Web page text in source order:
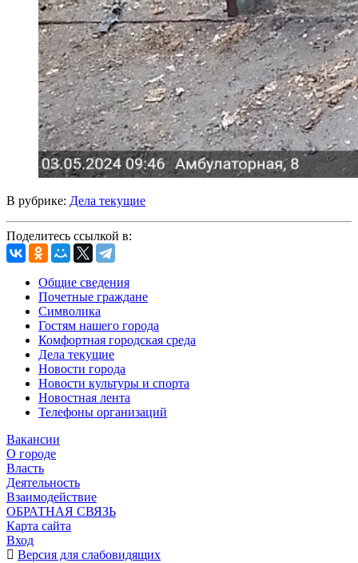
В рубрике: Дела текущие
Поделитесь ссылкой в:
Общие сведения
Почетные граждане
Символика
Гостям нашего города
Комфортная городская среда
Дела текущие
Новости города
Новости культуры и спорта
Новостная лента
Телефоны организаций
Вакансии
О городе
Власть
Деятельность
Взаимодействие
ОБРАТНАЯ СВЯЗЬ
Карта сайта
Вход
Версия для слабовидящих